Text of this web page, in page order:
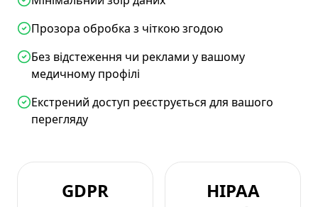
Прозора обробка з чіткою згодою
Без відстеження чи реклами у вашому
медичному профілі
Екстрений доступ реєструється для вашого
перегляду
GDPR
HIPAA